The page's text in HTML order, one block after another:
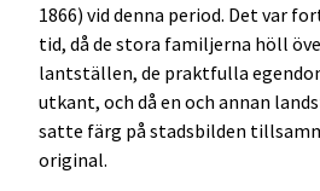
1866) vid denna period. Det var
tid, då de stora familjerna höll
lantställen, de praktfulla
utkant, och då en och annan
satte färg på stadsbilden
original.